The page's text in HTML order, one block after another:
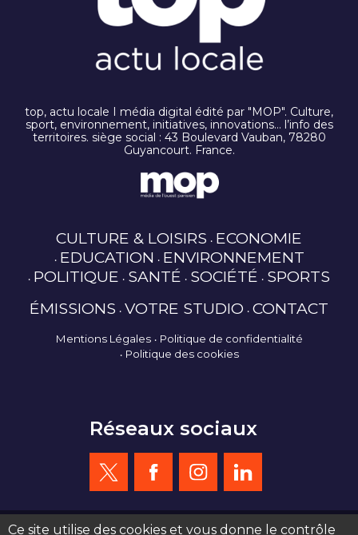
top, actu locale I média digital édité par "MOP". Culture,
sport, environnement, initiatives, innovations… l’info des
territoires. siège social : 43 Boulevard Vauban, 78280
Guyancourt. France.
CULTURE & LOISIRS ECONOMIE
EDUCATION ENVIRONNEMENT
POLITIQUE SANTÉ SOCIÉTÉ SPORTS
ÉMISSIONS VOTRE STUDIO CONTACT
Mentions Légales
Politique de confidentialité
Politique des cookies
Réseaux sociaux
Ce site utilise des cookies et vous donne le contrôle